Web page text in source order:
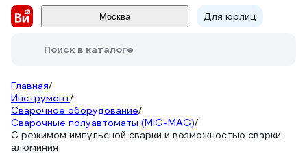
Москва Для юрлиц
Поиск в каталоге
Главная/
Инструмент/
Сварочное оборудование/
Сварочные полуавтоматы (MIG-MAG)/
С режимом импульсной сварки и возможностью сварки
алюминия